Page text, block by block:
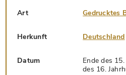
Art Gedrucktes
Herkunft Deutschland
Datum
Ende des
des 16.